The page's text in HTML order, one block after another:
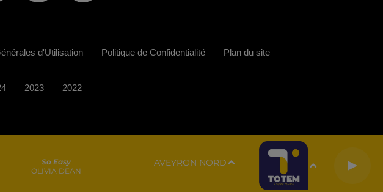
So Easy
OLIVIA DEAN
AVEYRON NORD
d'Utilisation Politique de Confidentialité Plan du site
2023 2022